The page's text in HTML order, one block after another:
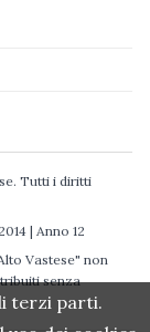
Tutti i diritti
| Anno 12
Vastese" non
senza
terzi parti.